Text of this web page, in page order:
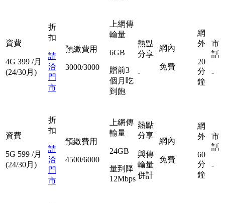
資費
4G 399 /月
(24/30月)
折
扣
請
洽
門
市
預繳費用
3000/3000
上網傳
輸量
6GB
贈前3
個月吃
到飽
熱點
分享
-
網內
免費
網
外
20
分
鐘
市
話
-
資費
5G 599 /月
(24/30月)
折
扣
請
洽
門
市
預繳費用
4500/6000
上網傳
輸量
24GB
量到降
12Mbps
熱點
分享
與傳
輸量
併計
網內
免費
網
外
60
分
鐘
市
話
-